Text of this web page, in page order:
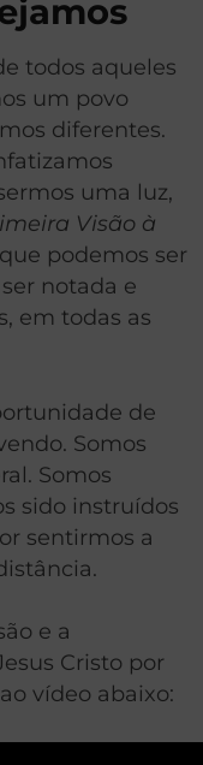
todos aqueles
um povo
diferentes.
uma luz,
Visão à
podemos ser
notada e
em todas as
de
Somos
Somos
sido instruídos
sentirmos a
e a
Cristo por
vídeo abaixo: